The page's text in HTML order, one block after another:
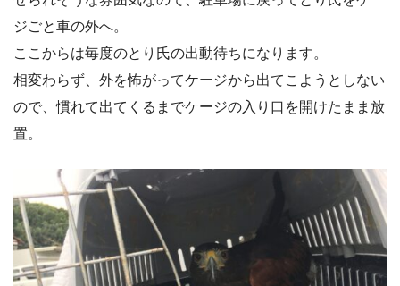
ジごと車の外へ。
ここからは毎度のとり氏の出動待ちになります。
相変わらず、外を怖がってケージから出てこようとしない
ので、慣れて出てくるまでケージの入り口を開けたまま放
置。